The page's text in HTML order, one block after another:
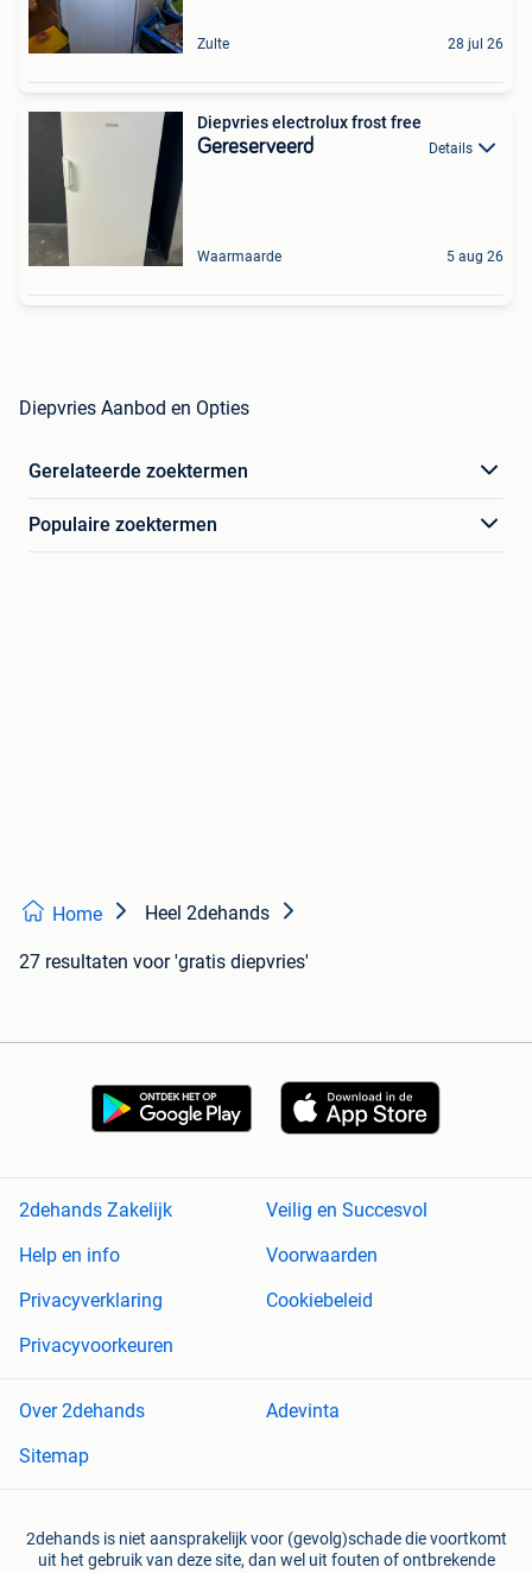
Zulte 28 jul 26
Diepvries electrolux frost free
Gereserveerd Details
Waarmaarde 5 aug 26
Diepvries Aanbod en Opties
Gerelateerde zoektermen
Populaire zoektermen
Home Heel 2dehands
27 resultaten voor 'gratis diepvries'
2dehands Zakelijk
Veilig en Succesvol
Help en info
Voorwaarden
Privacyverklaring
Cookiebeleid
Privacyvoorkeuren
Over 2dehands
Adevinta
Sitemap
2dehands is niet aansprakelijk voor (gevolg)schade die voortkomt
uit het gebruik van deze site, dan wel uit fouten of ontbrekende